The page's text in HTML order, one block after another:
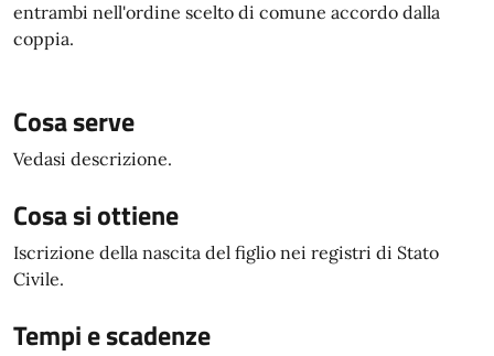
entrambi nell'ordine scelto di comune accordo dalla
coppia.
Cosa serve
Vedasi descrizione.
Cosa si ottiene
Iscrizione della nascita del figlio nei registri di Stato
Civile.
Tempi e scadenze